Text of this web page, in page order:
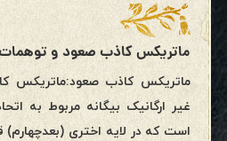
ماتریکس کاذب صعود و
ماتریکس کاذب صعود:ماتریکس
است که در لایه اختری (بعدچهارم)